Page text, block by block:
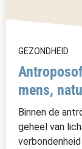
GEZONDHEID
mens,
Binnen de
geheel van